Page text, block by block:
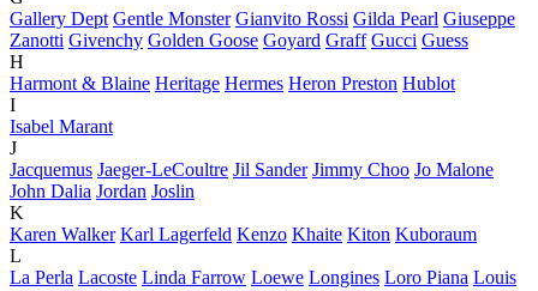
Gallery Dept Gentle Monster Gianvito Rossi Gilda Pearl Giuseppe
Zanotti Givenchy Golden Goose Goyard Graff Gucci Guess
H
Harmont & Blaine Heritage Hermes Heron Preston Hublot
I
Isabel Marant
J
Jacquemus Jaeger-LeCoultre Jil Sander Jimmy Choo Jo Malone
John Dalia Jordan Joslin
K
Karen Walker Karl Lagerfeld Kenzo Khaite Kiton Kuboraum
L
La Perla Lacoste Linda Farrow Loewe Longines Loro Piana Louis